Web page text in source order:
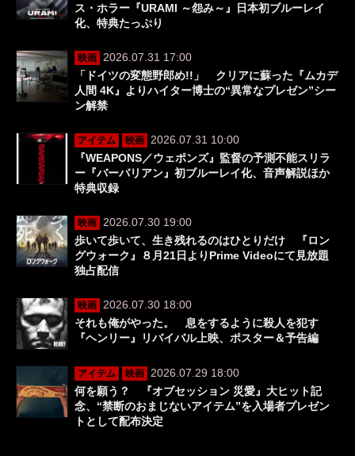
ス・ホラー『URAMI ～怨み～』日本初ブルーレイ
化、特典たっぷり
映画
2026.07.31 17:00
「ドイツの変態野郎め!!」 クリアに蘇った『ムカデ
人間 4K』よりハイター博士の“異常なプレゼン”シー
ン解禁
アイテム 映画
2026.07.31 10:00
『WEAPONS／ウェポンズ』監督の予測不能スリラ
ー『バーバリアン』初ブルーレイ化、音声解説ほか
特典収録
映画
2026.07.30 19:00
歩いて歩いて、生き残れるのはひとりだけ 『ロン
グウォーク』８月21日よりPrime Videoにて見放題
独占配信
映画
2026.07.30 18:00
それも俺がやった。 息をするように殺人を犯す
『ヘンリー』リバイバル上映、ポスター＆予告編
アイテム 映画
2026.07.29 18:00
何を願う？ 『オブセッション 災愛』大ヒット記
念、“禁断のおまじないアイテム”を入場者プレゼン
トとして配布決定